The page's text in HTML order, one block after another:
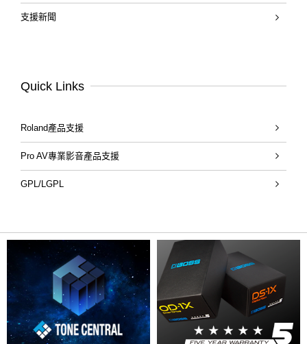
支援新聞
Quick Links
Roland產品支援
Pro AV專業影音產品支援
GPL/LGPL